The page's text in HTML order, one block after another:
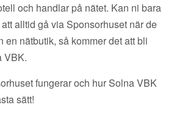
och handlar på nätet. Kan ni bara
alltid gå via Sponsorhuset när de
en nätbutik, så kommer det att bli
VBK.
fungerar och hur Solna VBK
sätt!